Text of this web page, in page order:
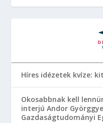
Híres idézetek kvíze:
Okosabbnak kell
interjú Andor
Gazdaságtudományi